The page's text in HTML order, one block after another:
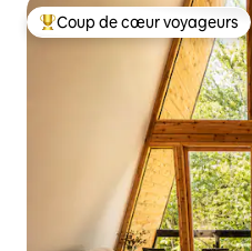
Coups de cœur voyageurs les
Coup de cœur voyageurs